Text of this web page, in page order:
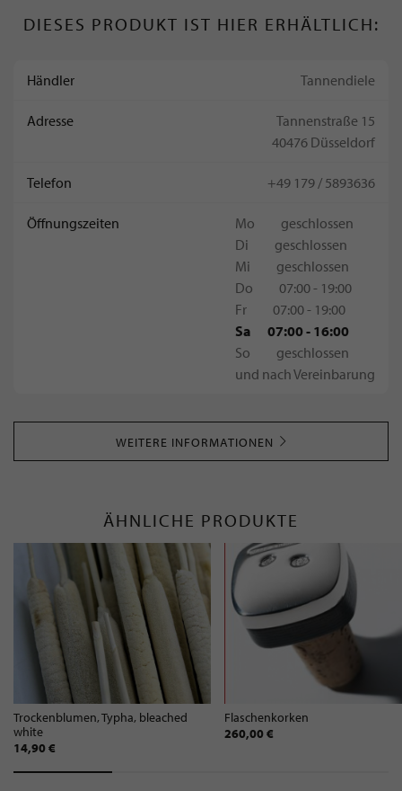
DIESES PRODUKT IST HIER ERHÄLTLICH:
Händler Tannendiele
Adresse
Tannenstraße 15
40476 Düsseldorf
Telefon +49 179 / 5893636
Öffnungszeiten Mo
geschlossen
Di
geschlossen
Mi
geschlossen
Do
07:00 - 19:00
Fr
07:00 - 19:00
Sa
07:00 - 16:00
So
geschlossen
und nach Vereinbarung
WEITERE INFORMATIONEN
ÄHNLICHE PRODUKTE
Trockenblumen, Typha, bleached
white
14,90 €
Flaschenkorken
260,00 €